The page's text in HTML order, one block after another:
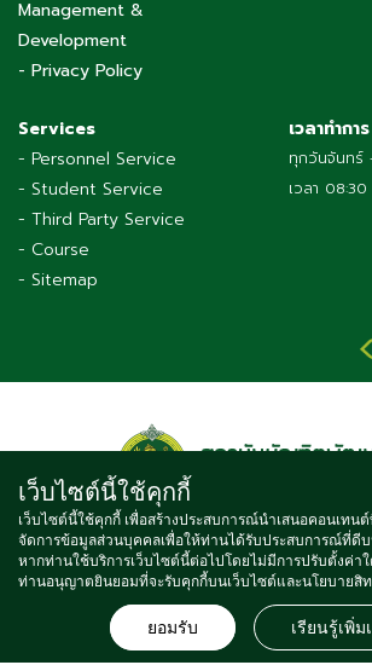
Management &
Development
- Privacy Policy
Services
- Personnel Service
- Student Service
- Third Party Service
- Course
- Sitemap
เวลาทำการ
ทุกวันจันทร์
เวลา 08:30
Copyright © 2021 BUNDITPATANASILPA
ARTS, ALL RIGHTS
จำนวนผู้เข้าชม ตั้งแต่วันที่ 16 พ.ค. 2564
4 7
เว็บไซต์นี้ใช้คุกกี้
เว็บไซต์นี้ใช้คุกกี้ เพื่อสร้างประสบการณ์นำเสนอคอนเทน
จัดการข้อมูลส่วนบุคคลเพื่อให้ท่านได้รับประสบการณ์ที่ดีบ
หากท่านใช้บริการเว็บไซต์นี้ต่อไปโดยไม่มีการปรับตั้งค่า
ท่านอนุญาตยินยอมที่จะรับคุกกี้บนเว็บไซต์และนโยบายสิ
ยอมรับ เรียนรู้เพิ่ม